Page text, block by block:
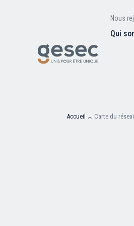
Nous
Qui
Accueil Carte du